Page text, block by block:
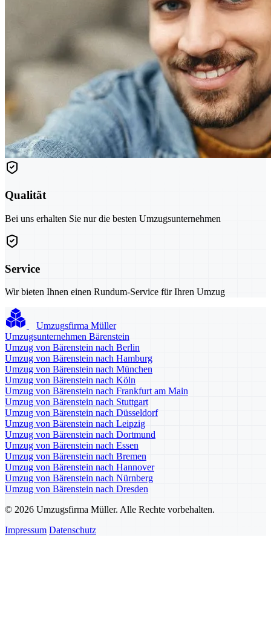
Qualität
Bei uns erhalten Sie nur die besten Umzugsunternehmen
Service
Wir bieten Ihnen einen Rundum-Service für Ihren Umzug
Umzugsfirma Müller
Umzugsunternehmen Bärenstein
Umzug von Bärenstein nach Berlin
Umzug von Bärenstein nach Hamburg
Umzug von Bärenstein nach München
Umzug von Bärenstein nach Köln
Umzug von Bärenstein nach Frankfurt am Main
Umzug von Bärenstein nach Stuttgart
Umzug von Bärenstein nach Düsseldorf
Umzug von Bärenstein nach Leipzig
Umzug von Bärenstein nach Dortmund
Umzug von Bärenstein nach Essen
Umzug von Bärenstein nach Bremen
Umzug von Bärenstein nach Hannover
Umzug von Bärenstein nach Nürnberg
Umzug von Bärenstein nach Dresden
© 2026 Umzugsfirma Müller. Alle Rechte vorbehalten.
Impressum Datenschutz